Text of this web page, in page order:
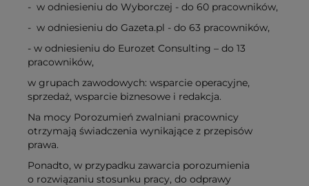
- w odniesieniu do Wyborczej - do 60 pracowników,
- w odniesieniu do Gazeta.pl - do 63 pracowników,
- w odniesieniu do Eurozet Consulting – do 13
pracowników,
w grupach zawodowych: wsparcie operacyjne,
sprzedaż, wsparcie biznesowe i redakcja.
Na mocy Porozumień zwalniani pracownicy
otrzymają świadczenia wynikające z przepisów
prawa.
Ponadto, w przypadku zawarcia porozumienia
o rozwiązaniu stosunku pracy, do odprawy